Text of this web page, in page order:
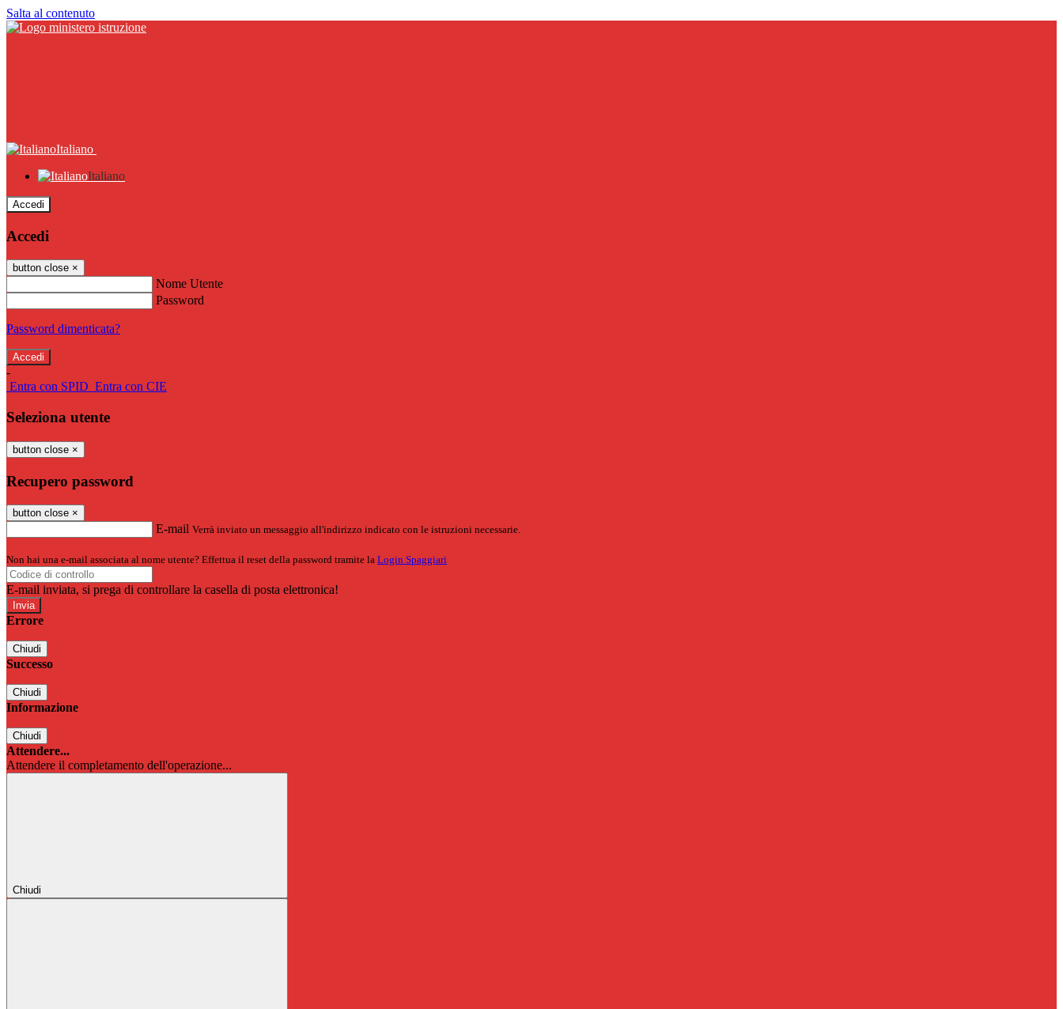
Salta al contenuto
Italiano
Italiano
Accedi
Accedi
button close ×
Nome Utente
Password
Password dimenticata?
-
Entra con SPID Entra con CIE
Seleziona utente
button close ×
Recupero password
button close ×
E-mail Verrà inviato un messaggio all'indirizzo indicato con le istruzioni necessarie.
Non hai una e-mail associata al nome utente? Effettua il reset della password tramite la Login Spaggiari
E-mail inviata, si prega di controllare la casella di posta elettronica!
Errore
Chiudi
Successo
Chiudi
Informazione
Chiudi
Attendere...
Attendere il completamento dell'operazione...
Chiudi